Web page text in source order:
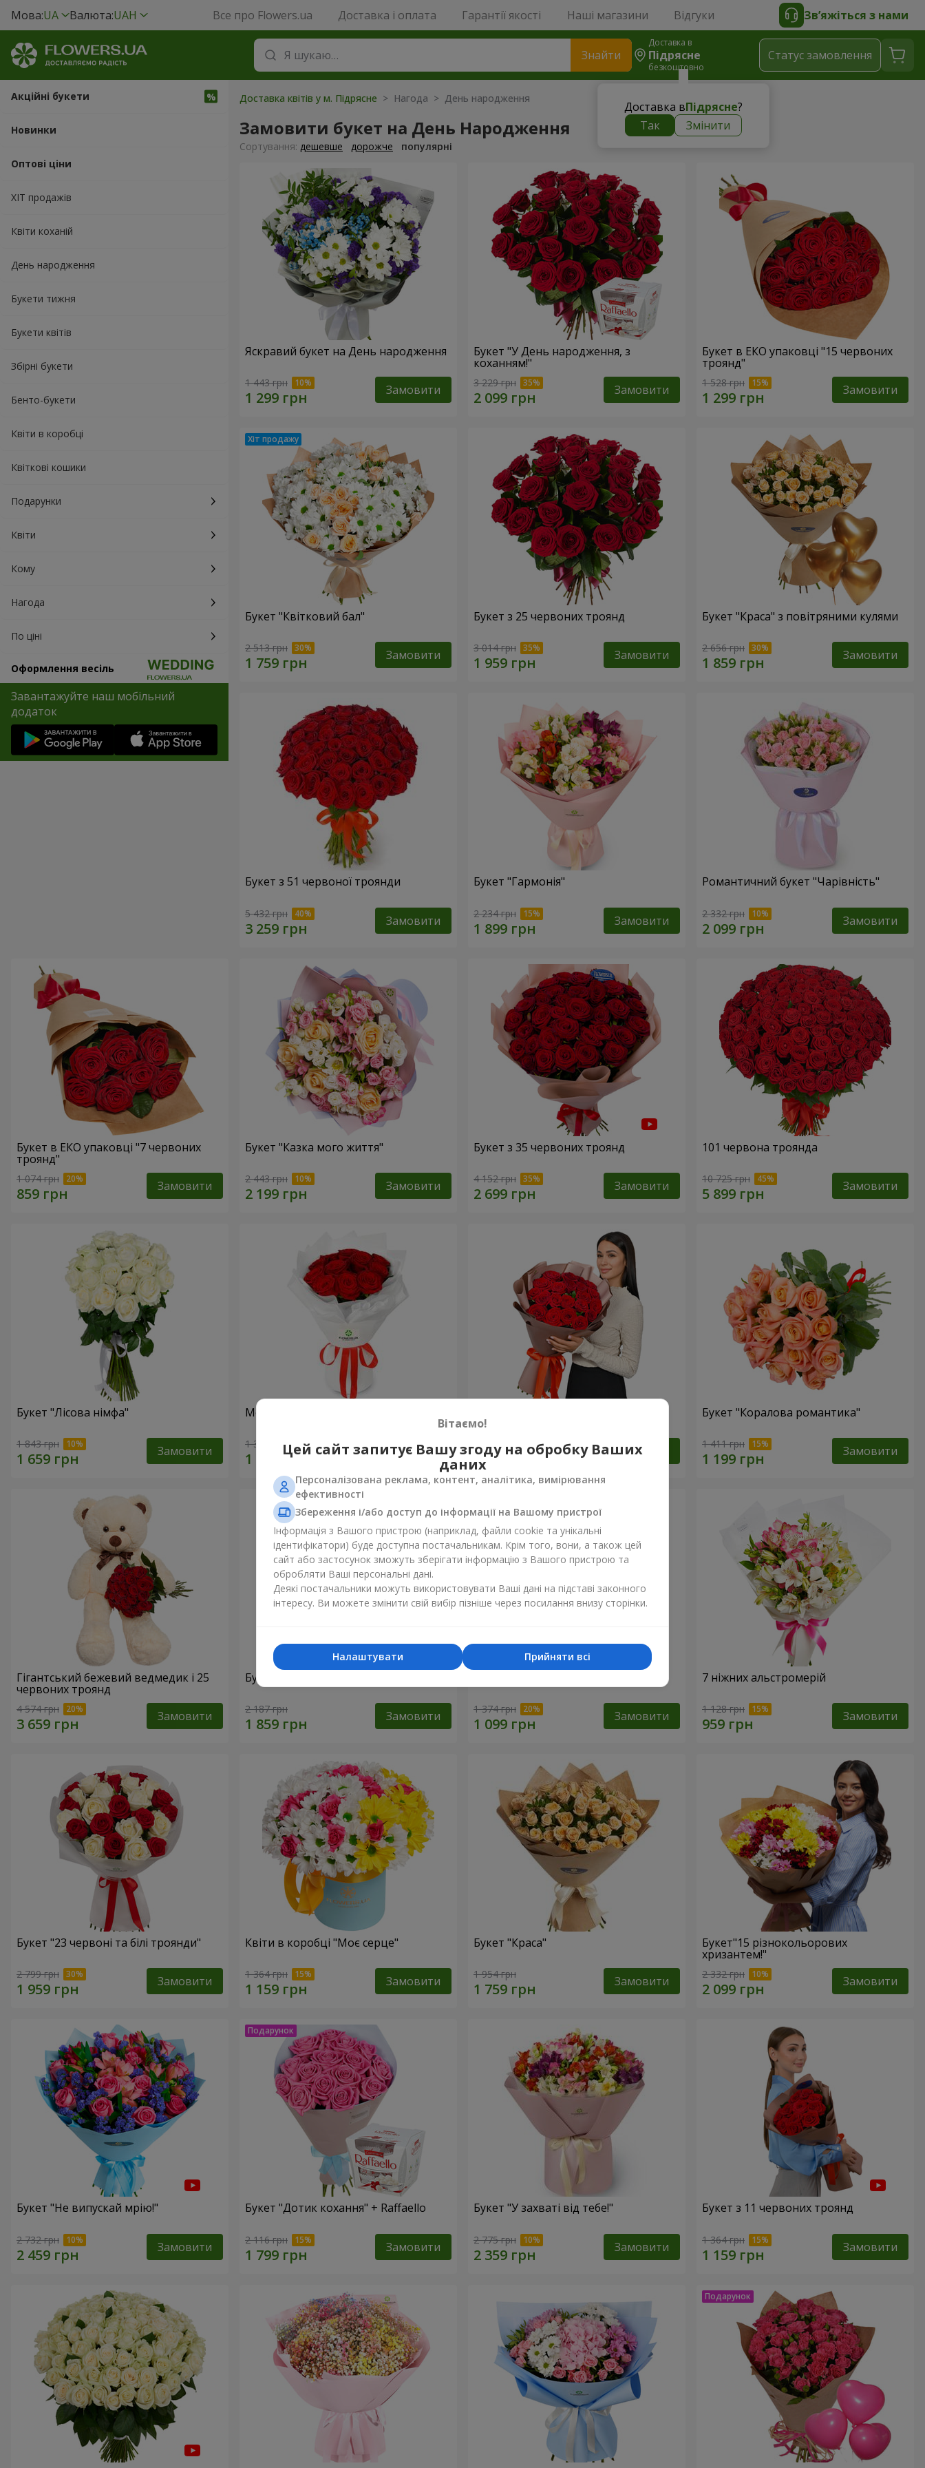
Мова:UA Валюта:UAH Все про Flowers.ua Доставка і оплата Гарантії якості Наші магазини Відгуки Зв’яжіться з нами
Знайти
Доставка в
Підрясне
безкоштовно
Доставка вПідрясне?
Так
Змінити
Статус замовлення
Акційні букети
Новинки
Оптові ціни
ХІТ продажів
Квіти коханій
День народження
Букети тижня
Букети квітів
Збірні букети
Бенто-букети
Квіти в коробці
Квіткові кошики
Подарунки
Квіти
Кому
Нагода
По ціні
Оформлення весіль
Завантажуйте наш мобільний
додаток
Доставка квітів у м. Підрясне > Нагода > День народження
Замовити букет на День Народження
Сортування: дешевше дорожче популярні
Яскравий букет на День народження
1 443 грн Замовити
Букет "У День народження, з
коханням!"
3 229 грн Замовити
Букет в ЕКО упаковці "15 червоних
троянд"
1 528 грн Замовити
Букет "Квітковий бал"
2 513 грн Замовити
Букет з 25 червоних троянд
3 014 грн Замовити
Букет "Краса" з повітряними кулями
2 656 грн Замовити
Букет з 51 червоної троянди
5 432 грн Замовити
Букет "Гармонія"
2 234 грн Замовити
Романтичний букет "Чарівність"
2 332 грн Замовити
Букет в ЕКО упаковці "7 червоних
троянд"
1 074 грн Замовити
Букет "Казка мого життя"
2 443 грн Замовити
Букет з 35 червоних троянд
4 152 грн Замовити
101 червона троянда
10 725 грн Замовити
Букет "Лісова німфа"
1 843 грн Замовити
Монобукет з 11 червоних троянд
1 374 грн Замовити
троянда!"
2 374 грн Замовити
Букет "Коралова романтика"
1 411 грн Замовити
Гігантський бежевий ведмедик і 25
червоних троянд
4 574 грн Замовити
Букет з 21 кремової троянди
2 187 грн Замовити 1 374 грн Замовити
7 ніжних альстромерій
1 128 грн Замовити
Букет "23 червоні та білі троянди"
2 799 грн Замовити
Квіти в коробці "Моє серце"
1 364 грн Замовити
Букет "Краса"
1 954 грн Замовити
Букет"15 різнокольорових
хризантем!"
2 332 грн Замовити
Букет "Не випускай мрію!"
2 732 грн Замовити
Букет "Дотик кохання" + Raffaello
2 116 грн Замовити
Букет "У захваті від тебе!"
2 775 грн Замовити
Букет з 11 червоних троянд
1 364 грн Замовити
Вітаємо!
Цей сайт запитує Вашу згоду на обробку Ваших
даних
Персоналізована реклама, контент, аналітика, вимірювання
ефективності
Збереження і/або доступ до інформації на Вашому пристрої
Інформація з Вашого пристрою (наприклад, файли cookie та унікальні
ідентифікатори) буде доступна постачальникам. Крім того, вони, а також цей
сайт або застосунок зможуть зберігати інформацію з Вашого пристрою та
обробляти Ваші персональні дані.
Деякі постачальники можуть використовувати Ваші дані на підставі законного
інтересу. Ви можете змінити свій вибір пізніше через посилання внизу сторінки.
Прийняти всі
Налаштувати